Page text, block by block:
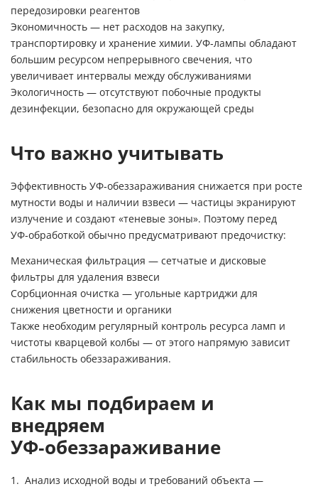
передозировки реагентов
Экономичность — нет расходов на закупку,
транспортировку и хранение химии. УФ‑лампы обладают
большим ресурсом непрерывного свечения, что
увеличивает интервалы между обслуживаниями
Экологичность — отсутствуют побочные продукты
дезинфекции, безопасно для окружающей среды
Что важно учитывать
Эффективность УФ‑обеззараживания снижается при росте
мутности воды и наличии взвеси — частицы экранируют
излучение и создают «теневые зоны». Поэтому перед
УФ‑обработкой обычно предусматривают предочистку:
Механическая фильтрация — сетчатые и дисковые
фильтры для удаления взвеси
Сорбционная очистка — угольные картриджи для
снижения цветности и органики
Также необходим регулярный контроль ресурса ламп и
чистоты кварцевой колбы — от этого напрямую зависит
стабильность обеззараживания.
Как мы подбираем и
внедряем
УФ‑обеззараживание
Анализ исходной воды и требований объекта —